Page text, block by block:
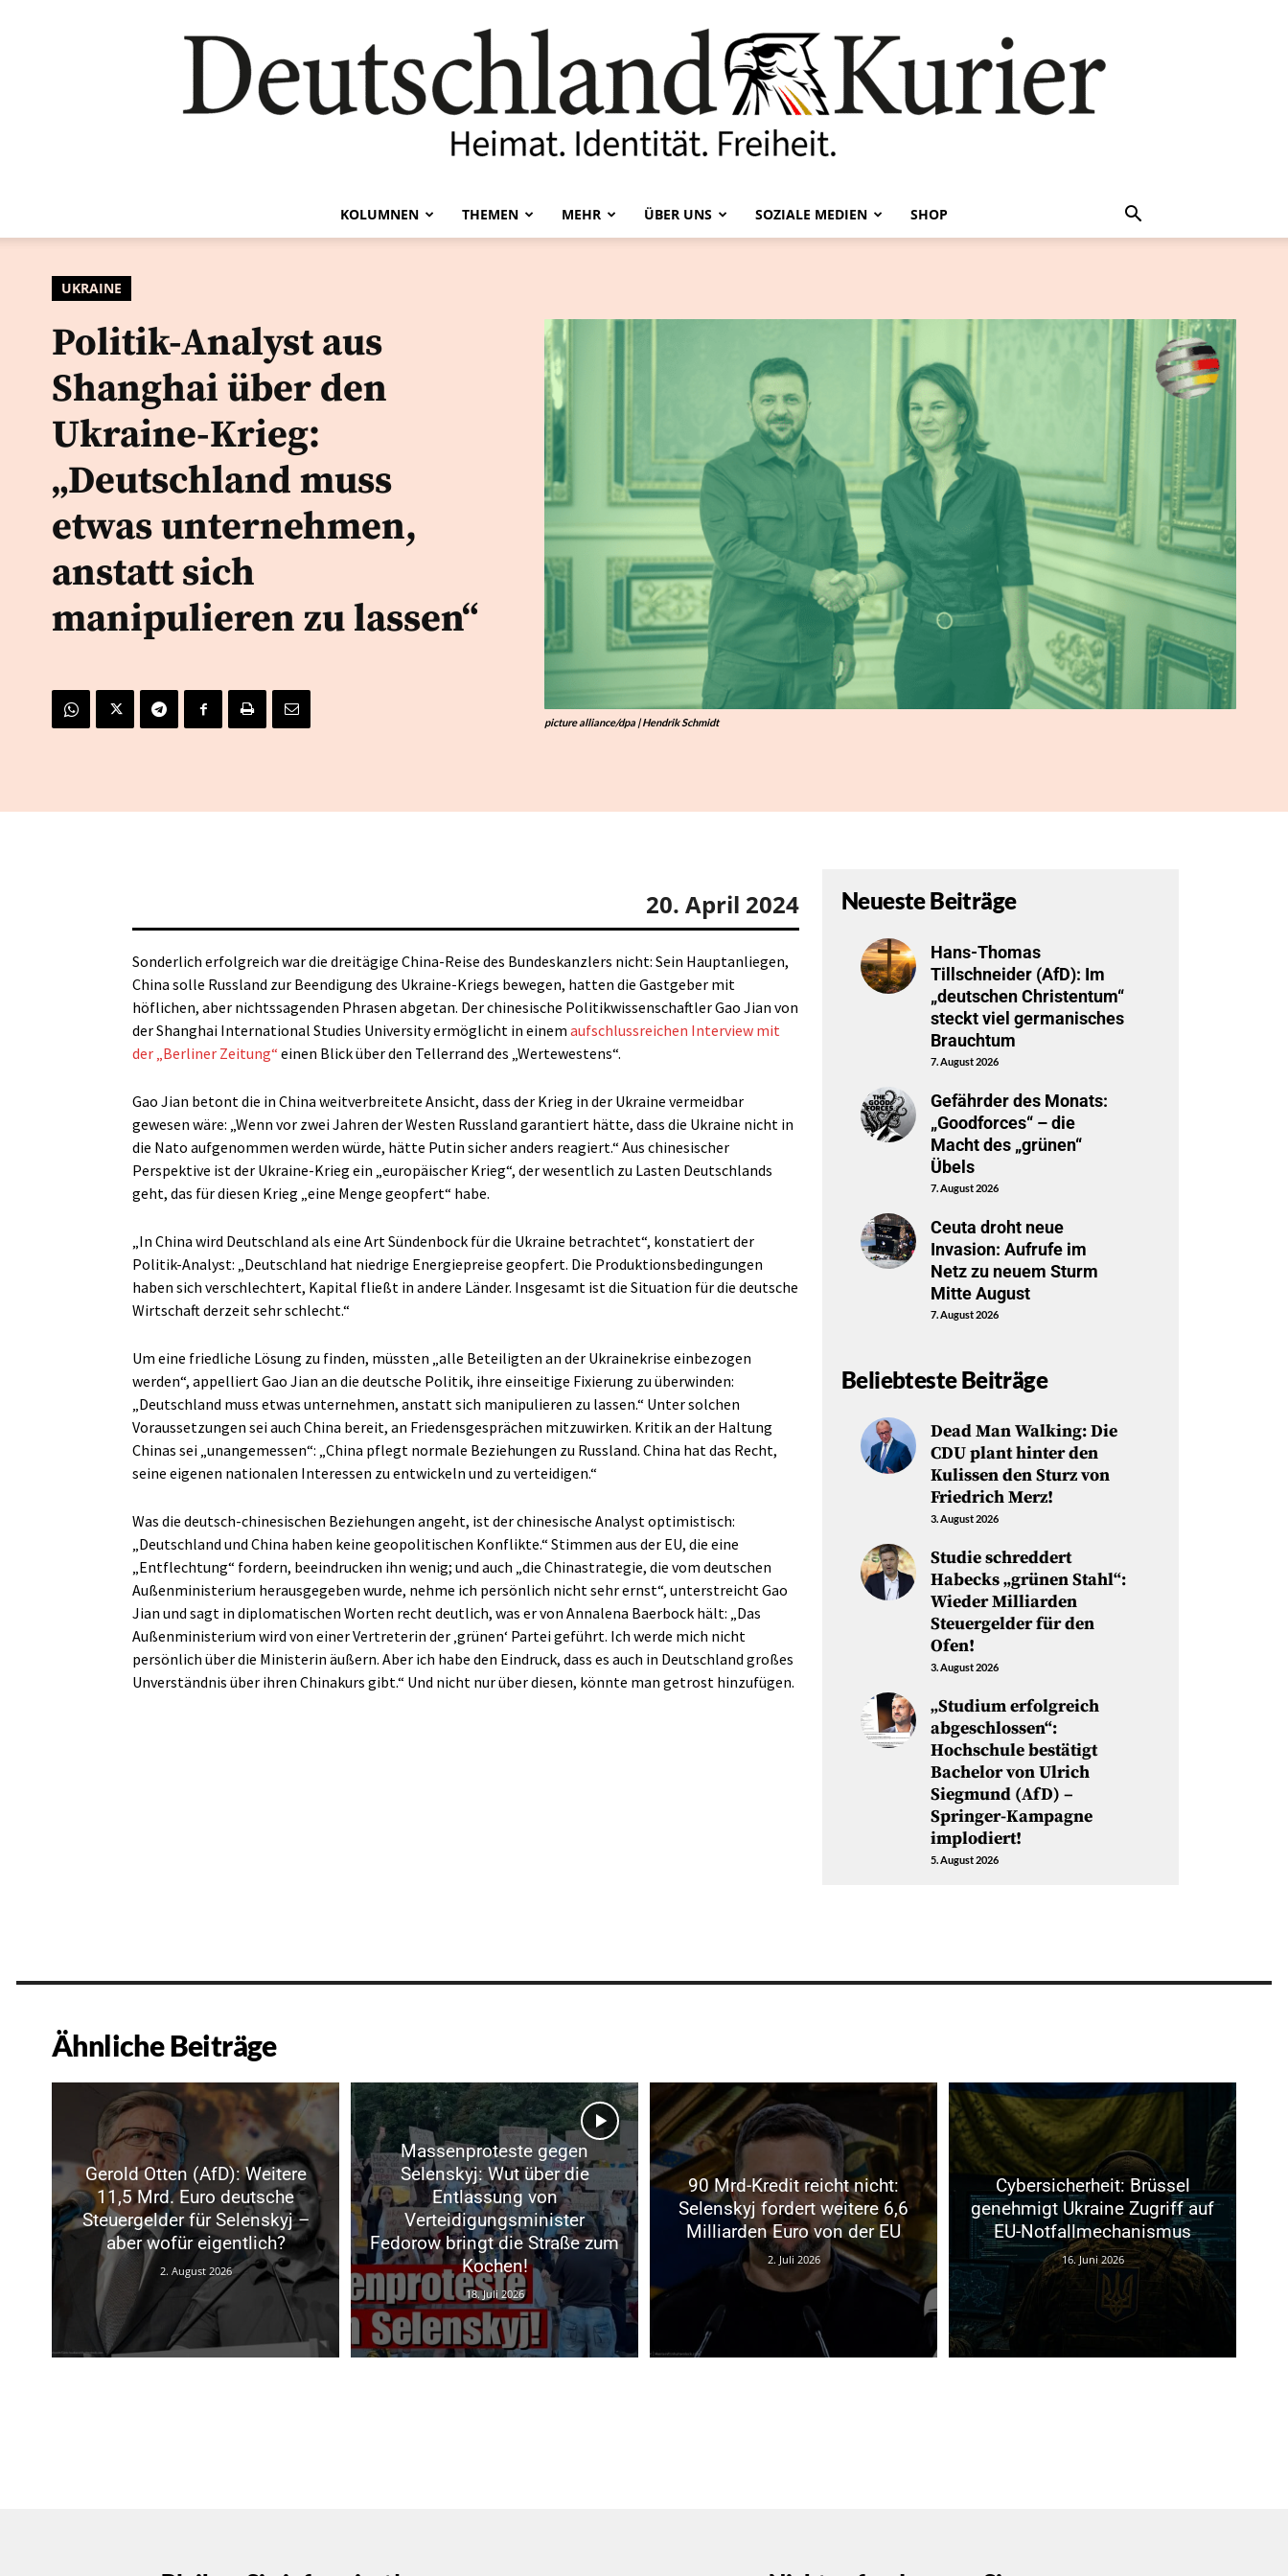
KOLUMNEN THEMEN MEHR ÜBER UNS SOZIALE MEDIEN SHOP
UKRAINE
Politik-Analyst aus
Shanghai über den
Ukraine-Krieg:
„Deutschland muss
etwas unternehmen,
anstatt sich
manipulieren zu lassen“
picture alliance/dpa | Hendrik Schmidt
20. April 2024
Sonderlich erfolgreich war die dreitägige China-Reise des Bundeskanzlers nicht: Sein Hauptanliegen,
China solle Russland zur Beendigung des Ukraine-Kriegs bewegen, hatten die Gastgeber mit
höflichen, aber nichtssagenden Phrasen abgetan. Der chinesische Politikwissenschaftler Gao Jian von
der Shanghai International Studies University ermöglicht in einem aufschlussreichen Interview mit
der „Berliner Zeitung“ einen Blick über den Tellerrand des „Wertewestens“.
Gao Jian betont die in China weitverbreitete Ansicht, dass der Krieg in der Ukraine vermeidbar
gewesen wäre: „Wenn vor zwei Jahren der Westen Russland garantiert hätte, dass die Ukraine nicht in
die Nato aufgenommen werden würde, hätte Putin sicher anders reagiert.“ Aus chinesischer
Perspektive ist der Ukraine-Krieg ein „europäischer Krieg“, der wesentlich zu Lasten Deutschlands
geht, das für diesen Krieg „eine Menge geopfert“ habe.
„In China wird Deutschland als eine Art Sündenbock für die Ukraine betrachtet“, konstatiert der
Politik-Analyst: „Deutschland hat niedrige Energiepreise geopfert. Die Produktionsbedingungen
haben sich verschlechtert, Kapital fließt in andere Länder. Insgesamt ist die Situation für die deutsche
Wirtschaft derzeit sehr schlecht.“
Um eine friedliche Lösung zu finden, müssten „alle Beteiligten an der Ukrainekrise einbezogen
werden“, appelliert Gao Jian an die deutsche Politik, ihre einseitige Fixierung zu überwinden:
„Deutschland muss etwas unternehmen, anstatt sich manipulieren zu lassen.“ Unter solchen
Voraussetzungen sei auch China bereit, an Friedensgesprächen mitzuwirken. Kritik an der Haltung
Chinas sei „unangemessen“: „China pflegt normale Beziehungen zu Russland. China hat das Recht,
seine eigenen nationalen Interessen zu entwickeln und zu verteidigen.“
Was die deutsch-chinesischen Beziehungen angeht, ist der chinesische Analyst optimistisch:
„Deutschland und China haben keine geopolitischen Konflikte.“ Stimmen aus der EU, die eine
„Entflechtung“ fordern, beeindrucken ihn wenig; und auch „die Chinastrategie, die vom deutschen
Außenministerium herausgegeben wurde, nehme ich persönlich nicht sehr ernst“, unterstreicht Gao
Jian und sagt in diplomatischen Worten recht deutlich, was er von Annalena Baerbock hält: „Das
Außenministerium wird von einer Vertreterin der ‚grünen‘ Partei geführt. Ich werde mich nicht
persönlich über die Ministerin äußern. Aber ich habe den Eindruck, dass es auch in Deutschland großes
Unverständnis über ihren Chinakurs gibt.“ Und nicht nur über diesen, könnte man getrost hinzufügen.
Neueste Beiträge
Hans-Thomas
Tillschneider (AfD): Im
„deutschen Christentum“
steckt viel germanisches
Brauchtum
7. August 2026
Gefährder des Monats:
„Goodforces“ – die
Macht des „grünen“
Übels
7. August 2026
Ceuta droht neue
Invasion: Aufrufe im
Netz zu neuem Sturm
Mitte August
7. August 2026
Beliebteste Beiträge
Dead Man Walking: Die
CDU plant hinter den
Kulissen den Sturz von
Friedrich Merz!
3. August 2026
Studie schreddert
Habecks „grünen Stahl“:
Wieder Milliarden
Steuergelder für den
Ofen!
3. August 2026
„Studium erfolgreich
abgeschlossen“:
Hochschule bestätigt
Bachelor von Ulrich
Siegmund (AfD) –
Springer-Kampagne
implodiert!
5. August 2026
Ähnliche Beiträge
Gerold Otten (AfD): Weitere
11,5 Mrd. Euro deutsche
Steuergelder für Selenskyj –
aber wofür eigentlich?
2. August 2026
Massenproteste gegen
Selenskyj: Wut über die
Entlassung von
Verteidigungsminister
Fedorow bringt die Straße zum
Kochen!
18. Juli 2026
90 Mrd-Kredit reicht nicht:
Selenskyj fordert weitere 6,6
Milliarden Euro von der EU
2. Juli 2026
Cybersicherheit: Brüssel
genehmigt Ukraine Zugriff auf
EU-Notfallmechanismus
16. Juni 2026